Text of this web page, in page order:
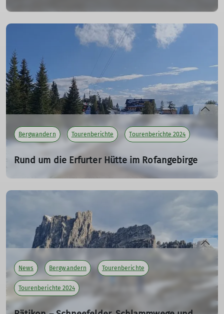
06.07.2025
Bergwandern Tourenberichte Tourenberichte 2024
Rund um die Erfurter Hütte im Rofangebirge
News Bergwandern Tourenberichte
Tourenberichte 2024